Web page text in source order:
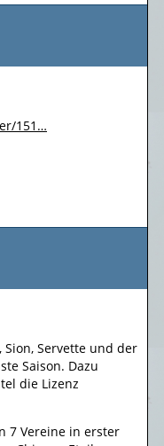
151…
Sion, Servette und der
Saison. Dazu
die Lizenz
7 Vereine in erster